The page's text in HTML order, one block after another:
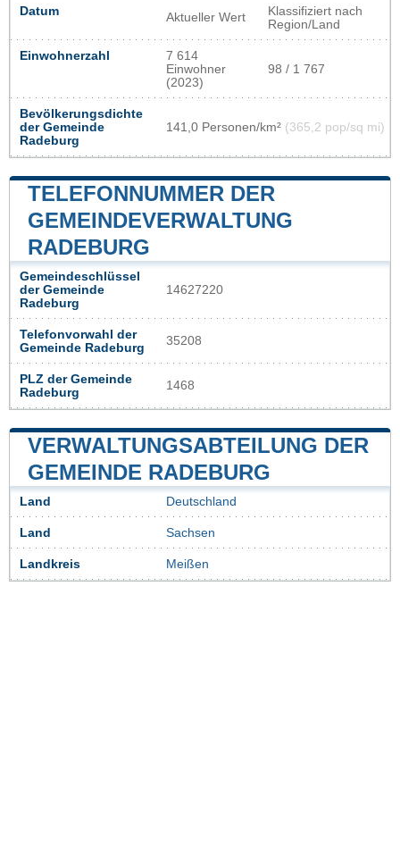
Datum Aktueller Wert
Klassifiziert nach
Region/Land
Einwohnerzahl
7 614
Einwohner
(2023)
98 / 1 767
Bevölkerungsdichte
der Gemeinde
Radeburg
141,0 Personen/km² (365,2 pop/sq mi)
TELEFONNUMMER DER
GEMEINDEVERWALTUNG
RADEBURG
Gemeindeschlüssel
der Gemeinde
Radeburg
14627220
Telefonvorwahl der
Gemeinde Radeburg
35208
PLZ der Gemeinde
Radeburg
1468
VERWALTUNGSABTEILUNG DER
GEMEINDE RADEBURG
Land Deutschland
Land Sachsen
Landkreis Meißen